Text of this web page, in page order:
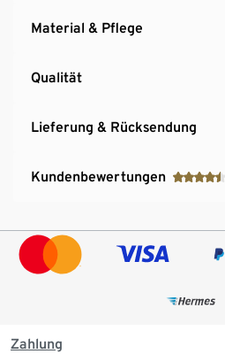
Material & Pflege
Qualität
Lieferung & Rücksendung
Kundenbewertungen
Zahlung